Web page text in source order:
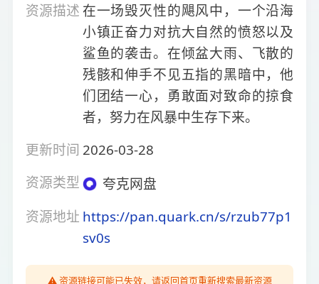
资源描述在一场毁灭性的飓风中，一个沿海
小镇正奋力对抗大自然的愤怒以及
鲨鱼的袭击。在倾盆大雨、飞散的
残骸和伸手不见五指的黑暗中，他
们团结一心，勇敢面对致命的掠食
者，努力在风暴中生存下来。
更新时间 2026-03-28
资源类型
夸克网盘
资源地址 https://pan.quark.cn/s/rzub77p1
sv0s
⚠️ 资源链接可能已失效，请返回首页重新搜索最新资源